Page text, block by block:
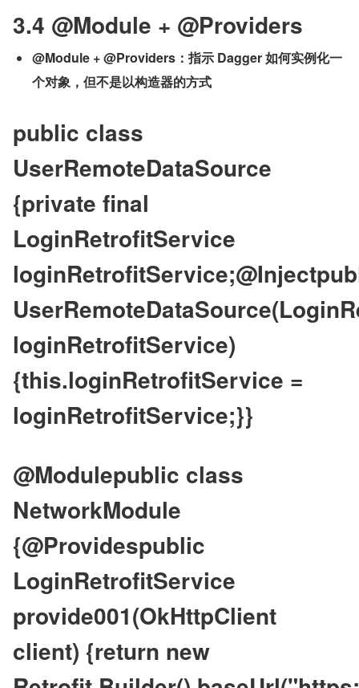
3.4 @Module + @Providers
@Module + @Providers：指示 Dagger 如何实例化一
个对象，但不是以构造器的方式
public class
UserRemoteDataSource
{private final
LoginRetrofitService
loginRetrofitService)
{this.loginRetrofitService =
loginRetrofitService;}}
@Modulepublic class
NetworkModule
{@Providespublic
LoginRetrofitService
provide001(OkHttpClient
client) {return new